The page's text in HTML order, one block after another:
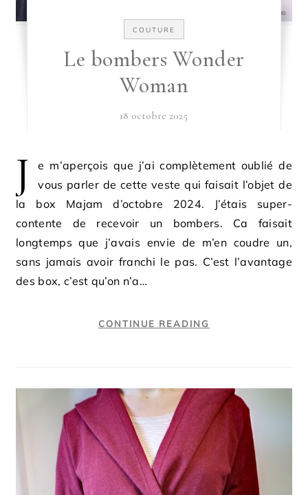
COUTURE
Le bombers Wonder
Woman
18 octobre 2025
J
e m’aperçois que j’ai complètement oublié de
vous parler de cette veste qui faisait l’objet de
la box Majam d’octobre 2024. J’étais super-
contente de recevoir un bombers. Ca faisait
longtemps que j’avais envie de m’en coudre un,
sans jamais avoir franchi le pas. C’est l’avantage
des box, c’est qu’on n’a…
CONTINUE READING